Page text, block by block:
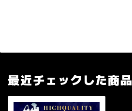
最近チェックした商品